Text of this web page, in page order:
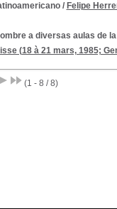
/ Felipe
a diversas aulas de
(18 à 21 mars, 1985;
(1 - 8 / 8)